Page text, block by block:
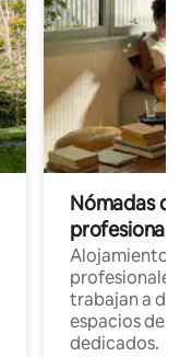
Nómadas
Alojamientos
profesionales
trabajan a
espacios de
dedicados.